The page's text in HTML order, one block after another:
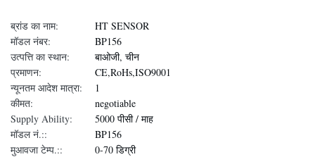
ब्रांड का नाम:
HT SENSOR
मॉडल नंबर:
BP156
उत्पत्ति का स्थान:
बाओजी, चीन
प्रमाणन:
CE,RoHs,ISO9001
न्यूनतम आदेश मात्रा:
1
कीमत:
negotiable
Supply Ability:
5000 पीसी / माह
मॉडल नं.::
BP156
मुआवजा टेम्प.::
0-70 डिग्री